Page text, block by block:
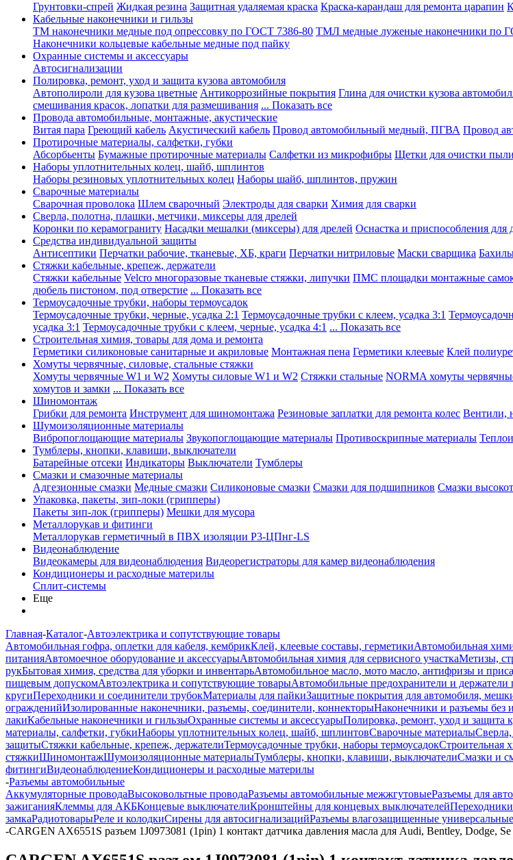
Грунтовки-спрей Жидкая резина Защитная удаляемая краска Краска-карандаш для ремонта царапин
Кабельные наконечники и гильзы
ТМ наконечники медные под опрессовку по ГОСТ 7386-80 ТМЛ медные луженые наконечники по
Наконечники кольцевые кабельные медные под пайку
Охранные системы и аксессуары
Автосигнализации
Полировка, ремонт, уход и защита кузова автомобиля
Автополироли для кузова цветные Антикоррозийные покрытия Глина для очистки кузова
смешивания красок, лопатки для размешивания ... Показать все
Провода автомобильные, монтажные, акустические
Витая пара Греющий кабель Акустический кабель Провод автомобильный медный, ПГВА Провод
Протирочные материалы, салфетки, губки
Абсорбьенты Бумажные протирочные материалы Салфетки из микрофибры Щетки для очистки пыли
Наборы уплотнительных колец, шайб, шплинтов
Наборы резиновых уплотнительных колец Наборы шайб, шплинтов, пружин
Сварочные материалы
Сварочная проволока Шлем сварочный Электроды для сварки Химия для сварки
Сверла, полотна, плашки, метчики, миксеры для дрелей
Коронки по керамограниту Насадки мешалки (миксеры) для дрелей Оснастка и приспособления для
Средства индивидуальной защиты
Антисептики Перчатки рабочие, тканевые, ХБ, краги Перчатки нитриловые Маски сварщика
Стяжки кабельные, крепеж, держатели
Стяжки кабельные Velcro многоразовые тканевые стяжки, липучки ПМС площадки монтажные
дюбель пистоном, под отверстие ... Показать все
Термоусадочные трубки, наборы термоусадок
Термоусадочные трубки, черные, усадка 2:1 Термоусадочные трубки с клеем, усадка 3:1
усадка 3:1 Термоусадочные трубки с клеем, черные, усадка 4:1 ... Показать все
Строительная химия, товары для дома и ремонта
Герметики силиконовые санитарные и акриловые Монтажная пена Герметики клеевые Клей
Хомуты червячные, силовые, стальные стяжки
Хомуты червячные W1 и W2 Хомуты силовые W1 и W2 Стяжки стальные NORMA хомуты
хомутов и замки ... Показать все
Шиномонтаж
Грибки для ремонта Инструмент для шиномонтажа Резиновые заплатки для ремонта колес Вентили,
Шумоизоляционные материалы
Вибропоглощающие материалы Звукопоглощающие материалы Противоскрипные материалы
Тумблеры, кнопки, клавиши, выключатели
Батарейные отсеки Индикаторы Выключатели Тумблеры
Смазки и смазочные материалы
Адгезионные смазки Медные смазки Силиконовые смазки Смазки для подшипников Смазки
Упаковка, пакеты, зип-локи (грипперы)
Пакеты зип-лок (грипперы) Мешки для мусора
Металлорукав и фитинги
Металлорукав герметичный в ПВХ изоляции Р3-ЦПнг-LS
Видеонаблюдение
Видеокамеры для видеонаблюдения Видеорегистраторы для камер видеонаблюдения
Кондиционеры и расходные материлы
Сплит-системы
Еще
Главная-Каталог-Автоэлектрика и сопутствующие товары
Автомобильная гофра, оплетки для кабеля, кембрикКлей, клеевые составы, герметикиАвтомобильная
питанияАвтомоечное оборудование и аксессуарыАвтомобильная химия для сервисного участкаМетизы,
рукБытовая химия, средства для уборки и инвентарьАвтомобильное масло, мото масло, антифризы и
пищевым допускомАвтоэлектрика и сопутствующие товарыАвтомобильные предохранители и держатели
кругиПереходники и соединители трубокМатериалы для пайкиЗащитные покрытия для автомобиля,
огражденийИзолированные наконечники, разъемы, соединители, коннекторыНаконечники и разъемы без
лакиКабельные наконечники и гильзыОхранные системы и аксессуарыПолировка, ремонт, уход и защита
материалы, салфетки, губкиНаборы уплотнительных колец, шайб, шплинтовСварочные материалы
защитыСтяжки кабельные, крепеж, держателиТермоусадочные трубки, наборы термоусадокСтроительная
стяжкиШиномонтажШумоизоляционные материалыТумблеры, кнопки, клавиши, выключателиСмазки и
фитингиВидеонаблюдениеКондиционеры и расходные материлы
-Разъемы автомобильные
Аккумуляторные проводаВысоковольтные проводаРазъемы автомобильные межжгутовыеРазъемы для
зажиганияКлеммы для АКБКонцевые выключателиКронштейны для концевых выключателей
замкаРадиотоварыРеле и колодкиСирены для автосигнализацийРазъемы влагозащищенные универсальные
-CARGEN AX6551S разъем 1J0973081 (1pin) 1 контакт датчика давления масла для Audi, Bentley, Dodge, Se